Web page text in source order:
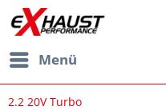
Menü
2.2 20V Turbo